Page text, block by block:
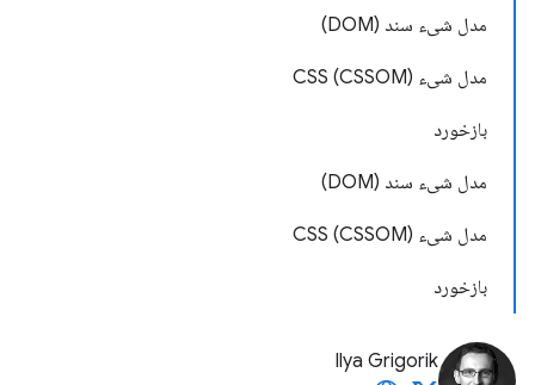
مدل شیء سند (DOM)
مدل شیء CSS (CSSOM)
بازخورد
مدل شیء سند (DOM)
مدل شیء CSS (CSSOM)
بازخورد
Ilya Grigorik